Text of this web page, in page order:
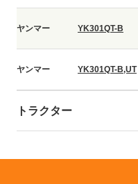
ヤンマー YK301QT-B
ヤンマー YK301QT-B,UT
トラクター